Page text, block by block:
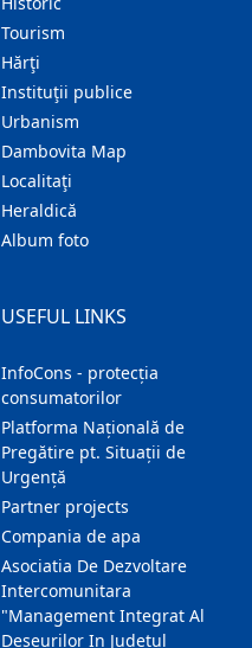
Tourism
Hărţi
Instituţii publice
Urbanism
Dambovita Map
Localitaţi
Heraldică
Album foto
USEFUL LINKS
InfoCons - protecția
consumatorilor
Platforma Națională de
Pregătire pt. Situații de
Urgență
Partner projects
Compania de apa
Asociatia De Dezvoltare
Intercomunitara
"Management Integrat Al
Deseurilor In Judetul